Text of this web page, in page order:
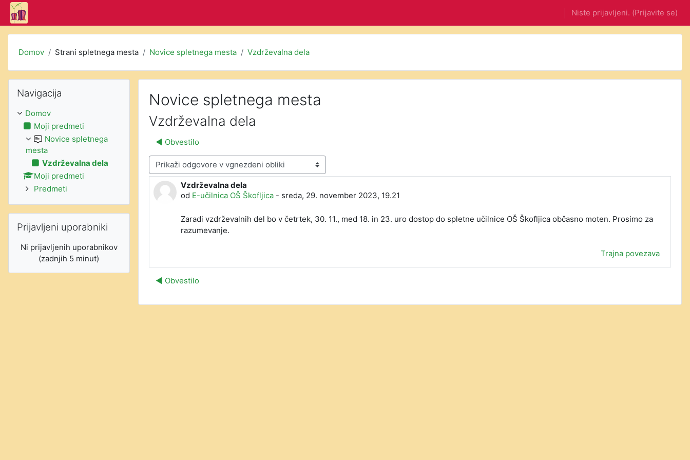
Preskoči na glavno vsebino
Niste prijavljeni. (Prijavite se)
Domov Strani spletnega mesta Novice spletnega mesta Vzdrževalna dela
Novice spletnega mesta
Vzdrževalna dela
◀︎ Obvestilo
Način prikaza
Vzdrževalna dela
od E-učilnica OŠ Škofljica- sreda, 29. november 2023, 19.21
Število odgovorov: 0
Zaradi vzdrževalnih del bo v četrtek, 30. 11., med 18. in 23. uro dostop do spletne učilnice OŠ Škofljica občasno moten. Prosimo za
razumevanje.
Trajna povezava
◀︎ Obvestilo
Navigacija
Domov
Moji predmeti
Novice spletnega
mesta
Vzdrževalna dela
Moji predmeti
Predmeti
Prijavljeni uporabniki
Ni prijavljenih uporabnikov
(zadnjih 5 minut)